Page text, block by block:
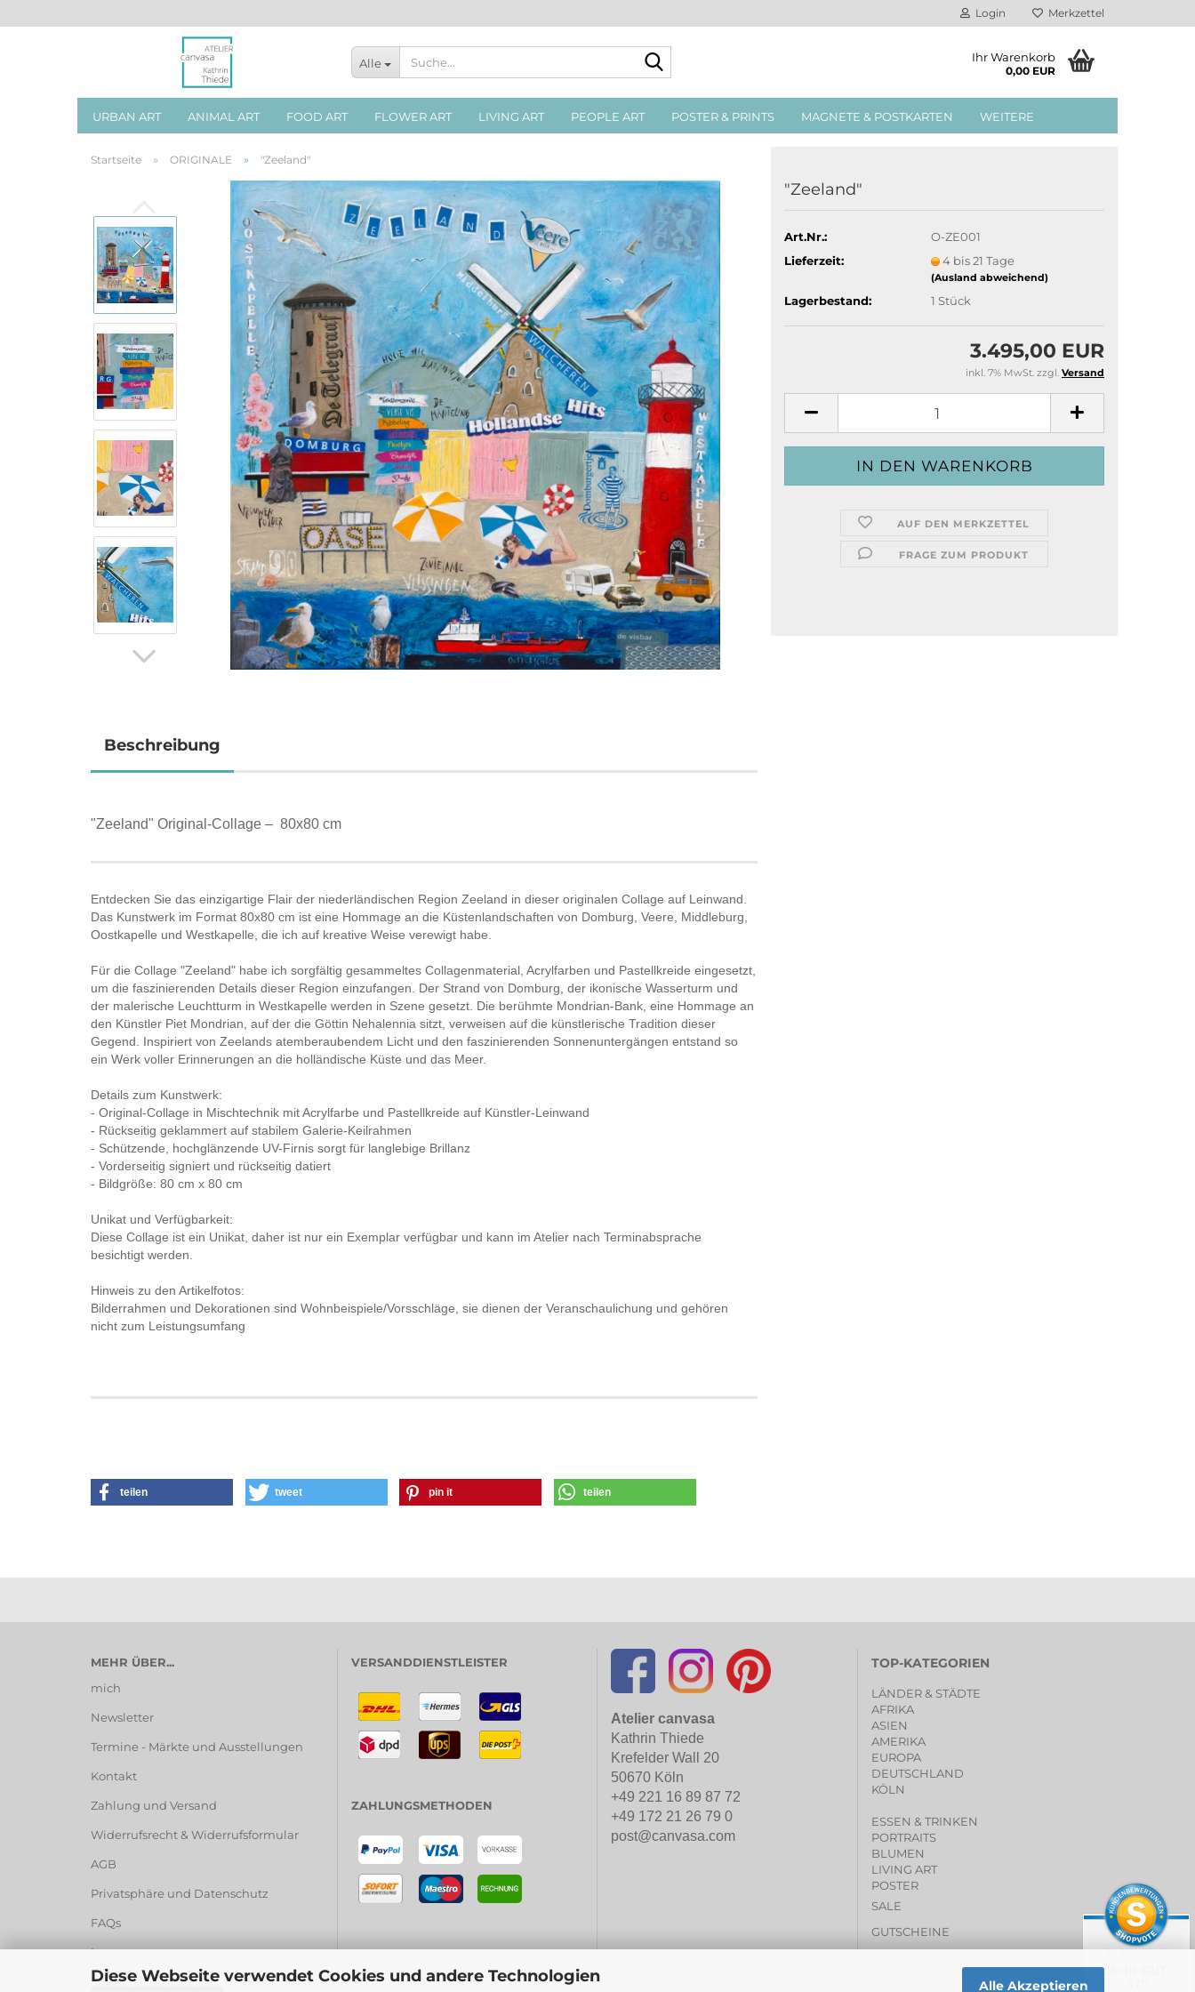
Diese Webseite verwendet Cookies und andere Technologien Alle Akzeptieren
Login Merkzettel
Alle Ihr Warenkorb
0,00 EUR
URBAN ART ANIMAL ART FOOD ART FLOWER ART LIVING ART PEOPLE ART POSTER & PRINTS MAGNETE & POSTKARTEN WEITERE
Startseite » ORIGINALE » "Zeeland"
"Zeeland"
Art.Nr.:
O-ZE001
Lieferzeit:
4 bis 21 Tage
(Ausland abweichend)
Lagerbestand: 1 Stück
3.495,00 EUR
inkl. 7% MwSt. zzgl. Versand
AUF DEN MERKZETTEL
FRAGE ZUM PRODUKT
Beschreibung
"Zeeland" Original-Collage – 80x80 cm
Entdecken Sie das einzigartige Flair der niederländischen Region Zeeland in dieser originalen Collage auf Leinwand.
Das Kunstwerk im Format 80x80 cm ist eine Hommage an die Küstenlandschaften von Domburg, Veere, Middleburg,
Oostkapelle und Westkapelle, die ich auf kreative Weise verewigt habe.
Für die Collage "Zeeland" habe ich sorgfältig gesammeltes Collagenmaterial, Acrylfarben und Pastellkreide eingesetzt,
um die faszinierenden Details dieser Region einzufangen. Der Strand von Domburg, der ikonische Wasserturm und
der malerische Leuchtturm in Westkapelle werden in Szene gesetzt. Die berühmte Mondrian-Bank, eine Hommage an
den Künstler Piet Mondrian, auf der die Göttin Nehalennia sitzt, verweisen auf die künstlerische Tradition dieser
Gegend. Inspiriert von Zeelands atemberaubendem Licht und den faszinierenden Sonnenuntergängen entstand so
ein Werk voller Erinnerungen an die holländische Küste und das Meer.
Details zum Kunstwerk:
- Original-Collage in Mischtechnik mit Acrylfarbe und Pastellkreide auf Künstler-Leinwand
- Rückseitig geklammert auf stabilem Galerie-Keilrahmen
- Schützende, hochglänzende UV-Firnis sorgt für langlebige Brillanz
- Vorderseitig signiert und rückseitig datiert
- Bildgröße: 80 cm x 80 cm
Unikat und Verfügbarkeit:
Diese Collage ist ein Unikat, daher ist nur ein Exemplar verfügbar und kann im Atelier nach Terminabsprache
besichtigt werden.
Hinweis zu den Artikelfotos:
Bilderrahmen und Dekorationen sind Wohnbeispiele/Vorsschläge, sie dienen der Veranschaulichung und gehören
nicht zum Leistungsumfang
teilen tweet pin it teilen
MEHR ÜBER...
mich
Newsletter
Termine - Märkte und Ausstellungen
Kontakt
Zahlung und Versand
Widerrufsrecht & Widerrufsformular
AGB
Privatsphäre und Datenschutz
FAQs
Impressum
Supper-Club von Madame Vatel
VERSANDDIENSTLEISTER
ZAHLUNGSMETHODEN
Atelier canvasa
Kathrin Thiede
Krefelder Wall 20
50670 Köln
+49 221 16 89 87 72
+49 172 21 26 79 0
post@canvasa.com
TOP-KATEGORIEN
LÄNDER & STÄDTE
AFRIKA
ASIEN
AMERIKA
EUROPA
DEUTSCHLAND
KÖLN
ESSEN & TRINKEN
PORTRAITS
BLUMEN
LIVING ART
POSTER
SALE
GUTSCHEINE
SEHR GUT